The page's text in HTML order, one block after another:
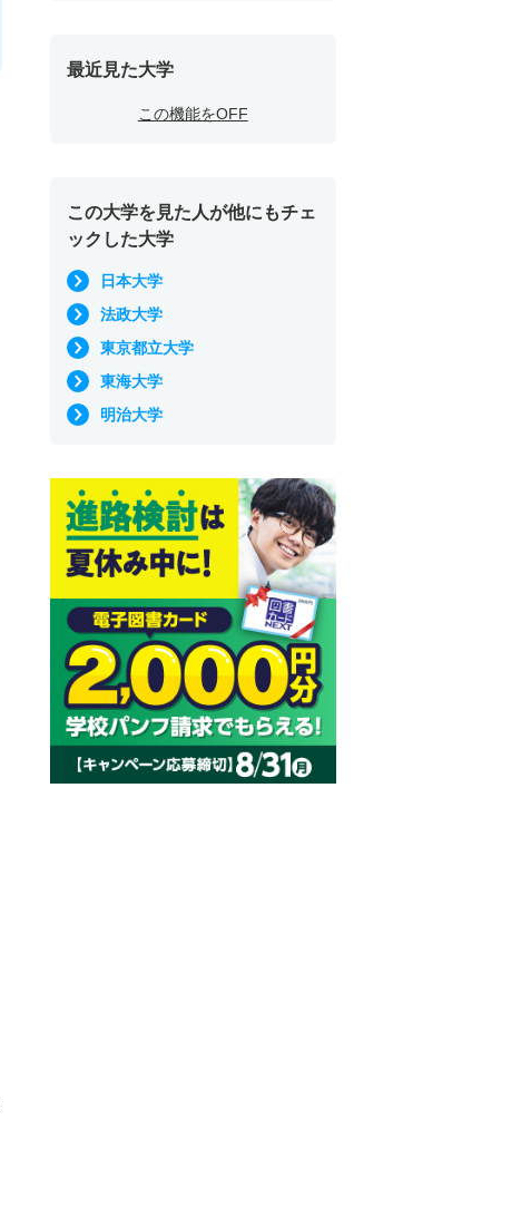
最近見た大学
この機能をOFF
この大学を見た人が他にもチェ
ックした大学
日本大学
法政大学
東京都立大学
東海大学
明治大学